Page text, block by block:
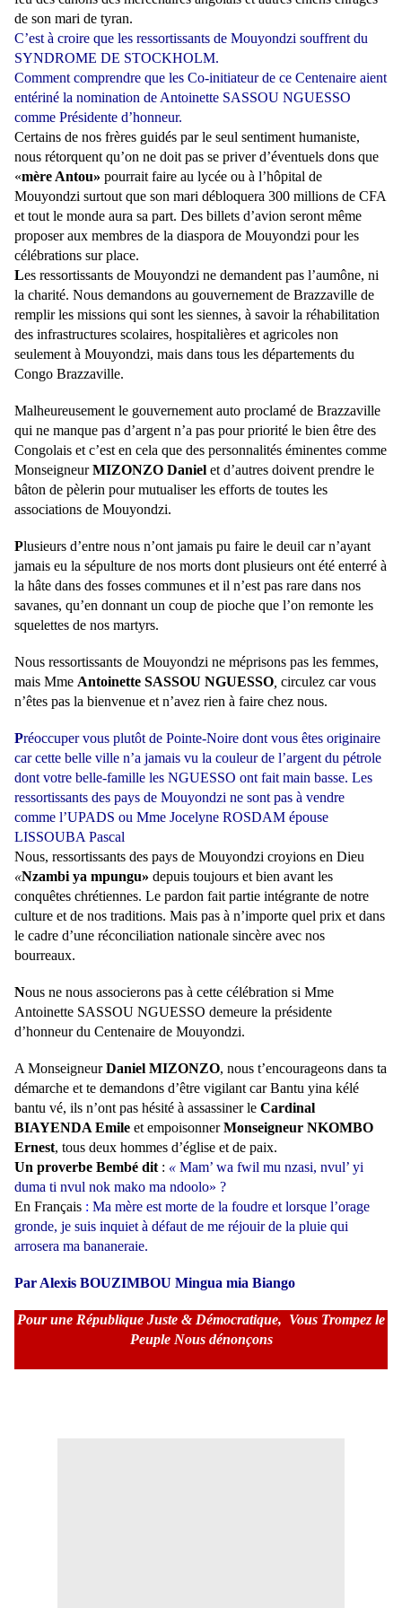
de son mari de tyran.
C’est à croire que les ressortissants de Mouyondzi souffrent du
SYNDROME DE STOCKHOLM.
Comment comprendre que les Co-initiateur de ce Centenaire aient
entériné la nomination de Antoinette SASSOU NGUESSO
comme Présidente d’honneur.
Certains de nos frères guidés par le seul sentiment humaniste,
nous rétorquent qu’on ne doit pas se priver d’éventuels dons que
«mère Antou» pourrait faire au lycée ou à l’hôpital de
Mouyondzi surtout que son mari débloquera 300 millions de CFA
et tout le monde aura sa part. Des billets d’avion seront même
proposer aux membres de la diaspora de Mouyondzi pour les
célébrations sur place.
Les ressortissants de Mouyondzi ne demandent pas l’aumône, ni
la charité. Nous demandons au gouvernement de Brazzaville de
remplir les missions qui sont les siennes, à savoir la réhabilitation
des infrastructures scolaires, hospitalières et agricoles non
seulement à Mouyondzi, mais dans tous les départements du
Congo Brazzaville.
Malheureusement le gouvernement auto proclamé de Brazzaville
qui ne manque pas d’argent n’a pas pour priorité le bien être des
Congolais et c’est en cela que des personnalités éminentes comme
Monseigneur MIZONZO Daniel et d’autres doivent prendre le
bâton de pèlerin pour mutualiser les efforts de toutes les
associations de Mouyondzi.
Plusieurs d’entre nous n’ont jamais pu faire le deuil car n’ayant
jamais eu la sépulture de nos morts dont plusieurs ont été enterré à
la hâte dans des fosses communes et il n’est pas rare dans nos
savanes, qu’en donnant un coup de pioche que l’on remonte les
squelettes de nos martyrs.
Nous ressortissants de Mouyondzi ne méprisons pas les femmes,
mais Mme Antoinette SASSOU NGUESSO circulez car vous
n’êtes pas la bienvenue et n’avez rien à faire chez nous.
Préoccuper vous plutôt de Pointe-Noire dont vous êtes originaire
car cette belle ville n’a jamais vu la couleur de l’argent du pétrole
dont votre belle-famille les NGUESSO ont fait main basse. Les
ressortissants des pays de Mouyondzi ne sont pas à vendre
comme l’UPADS ou Mme Jocelyne ROSDAM épouse
LISSOUBA Pascal
Nous, ressortissants des pays de Mouyondzi croyions en Dieu
«Nzambi ya mpungu» depuis toujours et bien avant les
conquêtes chrétiennes. Le pardon fait partie intégrante de notre
culture et de nos traditions. Mais pas à n’importe quel prix et dans
le cadre d’une réconciliation nationale sincère avec nos
bourreaux.
Nous ne nous associerons pas à cette célébration si Mme
Antoinette SASSOU NGUESSO demeure la présidente
d’honneur du Centenaire de Mouyondzi.
A Monseigneur Daniel MIZONZO, nous t’encourageons dans ta
démarche et te demandons d’être vigilant car Bantu yina kélé
bantu vé, ils n’ont pas hésité à assassiner le Cardinal
BIAYENDA Emile et empoisonner Monseigneur NKOMBO
Ernest, tous deux hommes d’église et de paix.
Un proverbe Bembé dit : « Mam’ wa fwil mu nzasi, nvul’ yi
duma ti nvul nok mako ma ndoolo» ?
En Français : Ma mère est morte de la foudre et lorsque l’orage
gronde, je suis inquiet à défaut de me réjouir de la pluie qui
arrosera ma bananeraie.
Par Alexis BOUZIMBOU Mingua mia Biango
Pour une République Juste & Démocratique, Vous Trompez le
Peuple Nous dénonçons